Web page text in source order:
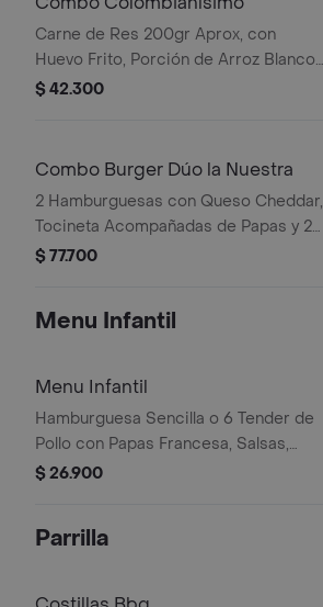
Carne de Res 200gr Aprox, con
Huevo Frito, Porción de Arroz Blanco,
Papa Francesa y Chimichurri. Bebida
$ 42.300
Combo Burger Dúo la Nuestra
2 Hamburguesas con Queso Cheddar,
Tocineta Acompañadas de Papas y 2
Bebida
$ 77.700
Menu Infantil
Menu Infantil
Hamburguesa Sencilla o 6 Tender de
Pollo con Papas Francesa, Salsas,
Jugo Del Valle 200 ml y Juguete de
$ 26.900
Parrilla